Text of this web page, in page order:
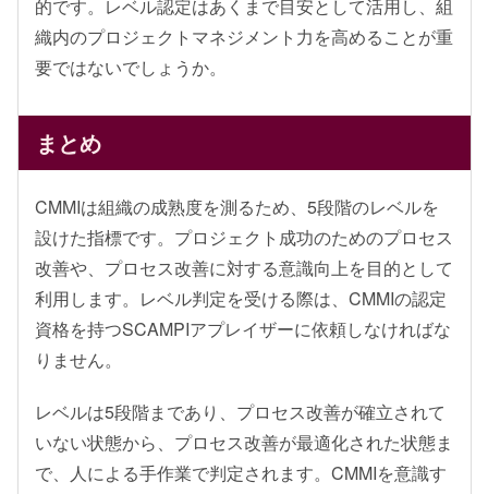
的です。レベル認定はあくまで目安として活用し、組
織内のプロジェクトマネジメント力を高めることが重
要ではないでしょうか。
まとめ
CMMIは組織の成熟度を測るため、5段階のレベルを
設けた指標です。プロジェクト成功のためのプロセス
改善や、プロセス改善に対する意識向上を目的として
利用します。レベル判定を受ける際は、CMMIの認定
資格を持つSCAMPIアプレイザーに依頼しなければな
りません。
レベルは5段階まであり、プロセス改善が確立されて
いない状態から、プロセス改善が最適化された状態ま
で、人による手作業で判定されます。CMMIを意識す